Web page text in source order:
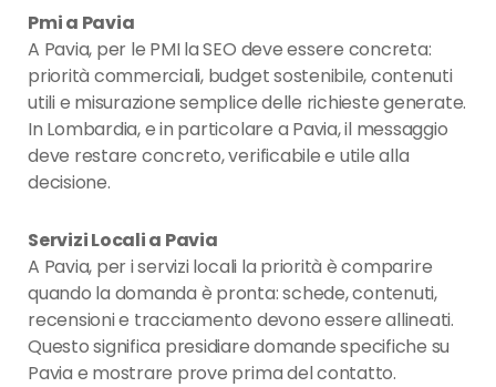
Pmi a Pavia
A Pavia, per le PMI la SEO deve essere concreta:
priorità commerciali, budget sostenibile, contenuti
utili e misurazione semplice delle richieste generate.
In Lombardia, e in particolare a Pavia, il messaggio
deve restare concreto, verificabile e utile alla
decisione.
Servizi Locali a Pavia
A Pavia, per i servizi locali la priorità è comparire
quando la domanda è pronta: schede, contenuti,
recensioni e tracciamento devono essere allineati.
Questo significa presidiare domande specifiche su
Pavia e mostrare prove prima del contatto.